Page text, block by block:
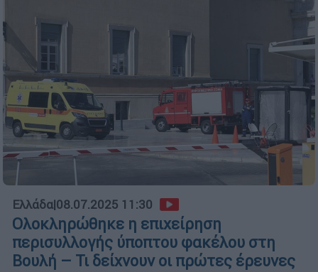
Ελλάδα|08.07.2025 11:30
Ολοκληρώθηκε η επιχείρηση
περισυλλογής ύποπτου φακέλου στη
Βουλή – Τι δείχνουν οι πρώτες έρευνες